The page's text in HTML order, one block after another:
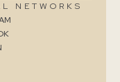
NETWORKS